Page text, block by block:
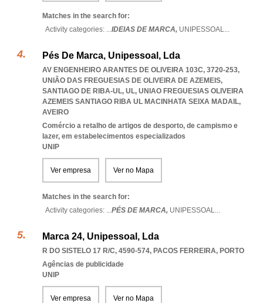
Matches in the search for:
Activity categories: ...IDEIAS DE MARCA, UNIPESSOAL...
Pés De Marca, Unipessoal, Lda
AV ENGENHEIRO ARANTES DE OLIVEIRA 103C, 3720-253,
UNIÃO DAS FREGUESIAS DE OLIVEIRA DE AZEMEIS,
SANTIAGO DE RIBA-UL, UL, UNIAO FREGUESIAS OLIVEIRA
AZEMEIS SANTIAGO RIBA UL MACINHATA SEIXA MADAIL,
AVEIRO
Comércio a retalho de artigos de desporto, de campismo e
lazer, em estabelecimentos especializados
UNIP
Ver empresa Ver no Mapa
Matches in the search for:
Activity categories: ...PÉS DE MARCA, UNIPESSOAL...
Marca 24, Unipessoal, Lda
R DO SISTELO 17 R/C, 4590-574, PACOS FERREIRA, PORTO
Agências de publicidade
UNIP
Ver empresa Ver no Mapa